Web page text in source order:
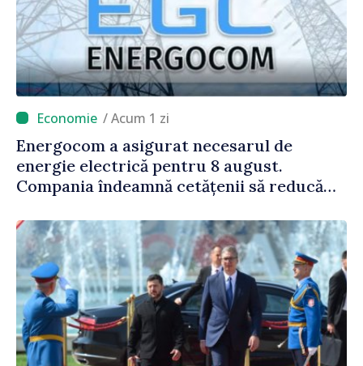
/ Acum 1 zi
Energocom a asigurat necesarul de
energie electrică pentru 8 august.
Compania îndeamnă cetățenii să reducă